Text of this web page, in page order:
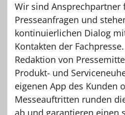
Wir sind Ansprechpartner
Presseanfragen und
kontinuierlichen Dialog
Kontakten der
Redaktion von
Produkt- und
eigenen App des Kunden
Messeauftritten runden
ab und garantieren einen